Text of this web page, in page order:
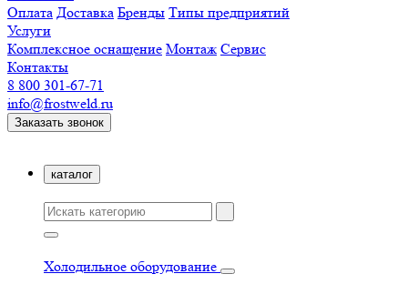
Оплата Доставка Бренды Типы предприятий
Услуги
Комплексное оснащение Монтаж Сервис
Контакты
8 800 301-67-71
info@frostweld.ru
Заказать звонок
каталог
Холодильное оборудование